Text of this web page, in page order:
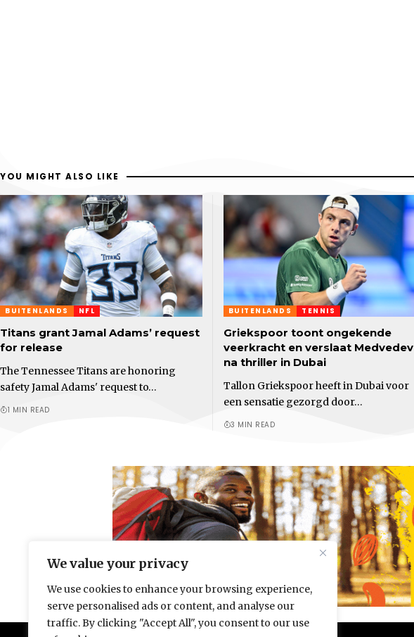
We value your privacy
We use cookies to enhance your browsing experience,
serve personalised ads or content, and analyse our
traffic. By clicking "Accept All", you consent to our use
YOU MIGHT ALSO LIKE
BUITENLANDS NFL
Titans grant Jamal Adams’ request
for release
The Tennessee Titans are honoring
safety Jamal Adams' request to…
1 MIN READ
BUITENLANDS TENNIS
Griekspoor toont ongekende
veerkracht en verslaat Medvedev
na thriller in Dubai
Tallon Griekspoor heeft in Dubai voor
een sensatie gezorgd door…
3 MIN READ